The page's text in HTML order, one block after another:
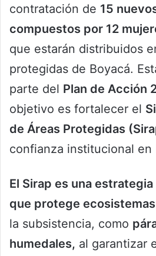
contratación de 15
compuestos por 12
que estarán distribuidos
protegidas de Boyacá.
parte del Plan de Acción
objetivo es fortalecer el
de Áreas Protegidas
confianza institucional en
El Sirap es una
que protege ecosistemas
la subsistencia, como
humedales, al garantizar